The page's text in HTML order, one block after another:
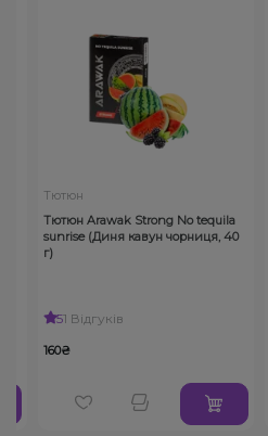
Тютюн
Тютюн Arawak Strong No tequila
sunrise (Диня кавун чорниця, 40
г)
51 Відгуків
160₴